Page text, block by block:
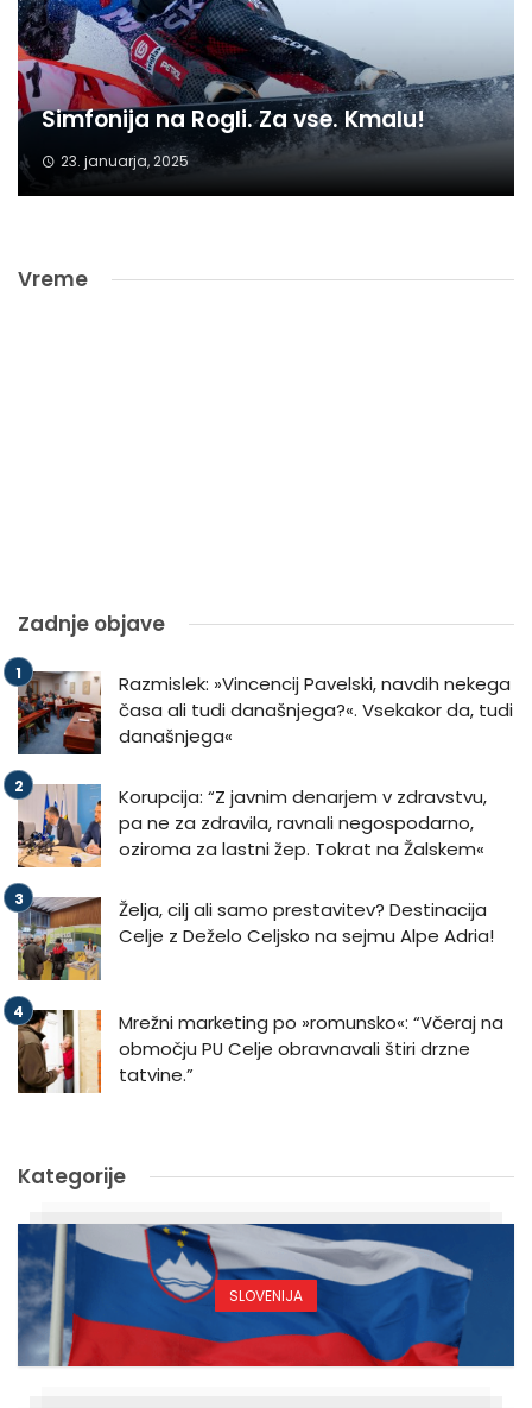
Simfonija na Rogli. Za vse. Kmalu!
23. januarja, 2025
Vreme
Zadnje objave
Razmislek: »Vincencij Pavelski, navdih nekega
časa ali tudi današnjega?«. Vsekakor da, tudi
današnjega«
Korupcija: “Z javnim denarjem v zdravstvu,
pa ne za zdravila, ravnali negospodarno,
oziroma za lastni žep. Tokrat na Žalskem«
Želja, cilj ali samo prestavitev? Destinacija
Celje z Deželo Celjsko na sejmu Alpe Adria!
Mrežni marketing po »romunsko«: “Včeraj na
območju PU Celje obravnavali štiri drzne
tatvine.”
Kategorije
SLOVENIJA